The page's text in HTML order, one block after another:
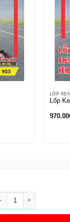
LỐP
Lốp